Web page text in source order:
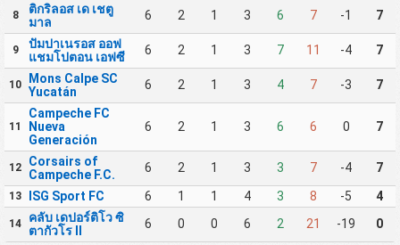
8
ติกริลอส เด เชตู
มาล
6 2 1 3 6 7 -1 7
9
ปัมปาเนรอส ออฟ
แชมโปตอน เอฟซี
6 2 1 3 7 11 -4 7
10
Mons Calpe SC
Yucatán
6 2 1 3 4 7 -3 7
11
Campeche FC
Nueva
Generación
6 2 1 3 6 6 0 7
12
Corsairs of
Campeche F.C.
6 2 1 3 3 7 -4 7
13 ISG Sport FC 6 1 1 4 3 8 -5 4
14
คลับ เดปอร์ติโว ซิ
ตากัวโร II
6 0 0 6 2 21 -19 0